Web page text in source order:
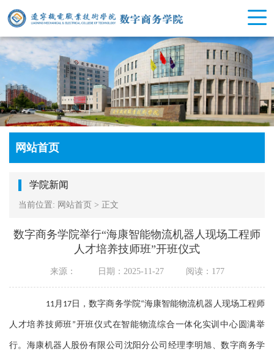
网站首页
学院新闻
当前位置: 网站首页 > 正文
数字商务学院举行“海康智能物流机器人现场工程师
人才培养技师班”开班仪式
来源： 日期：2025-11-27 阅读： 177
11月 17日，数字商务学院“海康智能物流机器人现场工程师
人才培养技师班”开班仪式在智能物流综合一体化实训中心 圆满举
行。 海康机器人股份有限公司沈阳分公司经理李明旭、数字商务学